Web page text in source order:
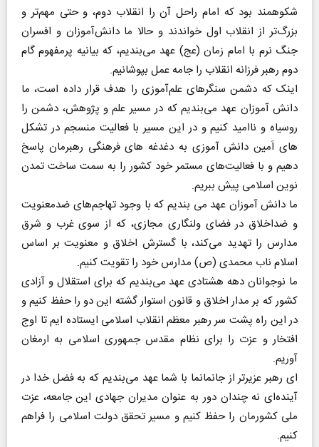
شکوهمند بود که امام‌ راحل آن را انقلاب دوم، و حتی مهم‌تر و
بزرگ‌تر از انقلاب اول خواندند و حالا ما دانش‌آموزان و افسران
جنگ‌ نرم با امام زمان (عج) عهد می‌بندیم، که بیانیه پرمفهوم گام
دوم رهبر فرزانه انقلاب را جامه عمل بپوشانیم.
اینک که دشمن سنگرهای علم‌آموزی را هدف قرار داده است، ما
دانش آموزان عهد می‌بندیم که در مسیر علم و پژوهش، دشمن را
روسیاه و ناامید کنیم و در این مسیر با فعالیت منسجم در تشکل
های اَمین دانش آموزی به دغدغه های فرهنگی رهبرمان پاسخ
دهیم و با فعالیت‌های مستمر خود کشور را به سمت ساخت تمدن
نوین اسلامی پیش ببریم.
ما دانش آموزان عهد می بندیم که با وجود تهاجم‌های ضدمعنویت
و ضداخلاق در فضای ولنگاری مجازی، که از سوی غرب و شرق
مدارس را تهدید می‌کند، با گسترش اخلاق و معنویت بر اساس
اسلام ناب محمدی (ص) مدارس خود را تقویت کنیم.
ما نوجوانان دهه هشتادی عهد می‌بندیم که برای استقلال و آزادی
کشور که بر مدار اخلاق و قانون استوار گشته این دو را حفظ کنیم و
در این راه پشت سر رهبر معظم انقلاب اسلامی ایستاده ایم تا اوج
افتخار و عزت را برای نظام مقدس جمهوری اسلامی به ارمغان
آوریم.‌
ای رهبر عزیرتر از جانمانما با شما عهد می‌بندیم که به فضل خدا در
آینده‌ای نه چندان دور به عنوان مدیران جهادی این جامعه، عزت
ملی کشورمان را حفظ کنیم و مسیر تحقق دولت اسلامی را فراهم
کنیم.